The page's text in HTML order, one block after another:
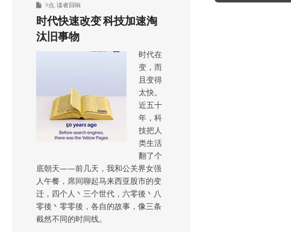
9点 读者回响
时代快速改变 科技加速淘
汰旧事物
时代在
变，而
且变得
太快。
近五十
年，科
技把人
类生活
翻了个
底朝天——前几天，我和公关界女强
人午餐，席间聊起马来西亚股市的变
迁，四个人丶三个世代，六零後丶八
零後丶零零後，各自的故事，像三条
截然不同的时间线。